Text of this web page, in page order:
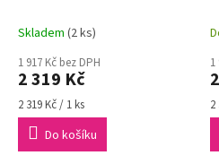
Skladem (2 ks)
1 917 Kč bez DPH
2 319 Kč
Měrná
cena:
2 319 Kč / 1 ks
Do košíku
1
2